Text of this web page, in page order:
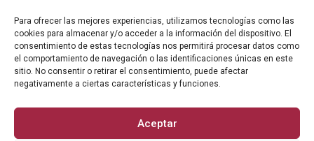
Para ofrecer las mejores experiencias, utilizamos tecnologías como las
cookies para almacenar y/o acceder a la información del dispositivo. El
consentimiento de estas tecnologías nos permitirá procesar datos como
el comportamiento de navegación o las identificaciones únicas en este
sitio. No consentir o retirar el consentimiento, puede afectar
negativamente a ciertas características y funciones.
Aceptar
¿No eres un bot? Resuelve esta operación: 6+2=X?